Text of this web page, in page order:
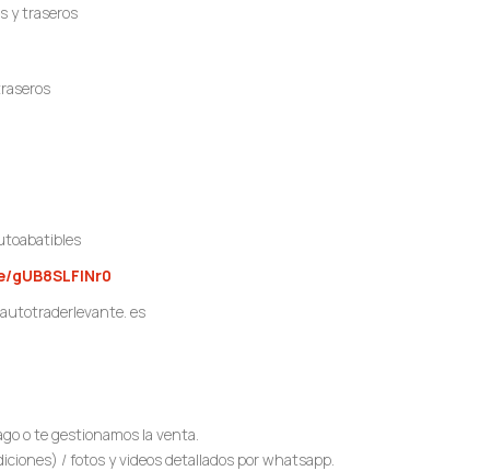
y traseros
es
o te gestionamos la venta.
/ fotos y videos detallados por whatsapp.